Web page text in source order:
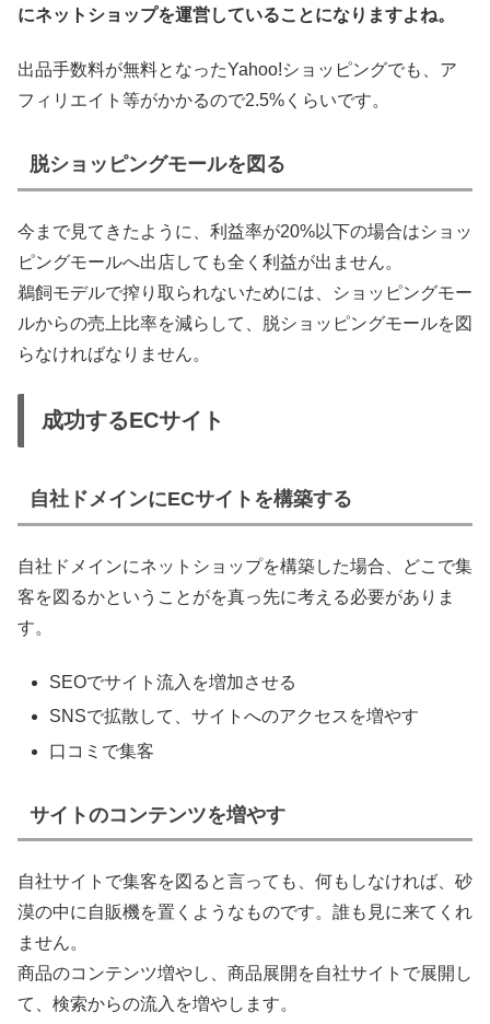
にネットショップを運営していることになりますよね。
出品手数料が無料となったYahoo!ショッピングでも、ア
フィリエイト等がかかるので2.5%くらいです。
脱ショッピングモールを図る
今まで見てきたように、利益率が20%以下の場合はショッ
ピングモールへ出店しても全く利益が出ません。
鵜飼モデルで搾り取られないためには、ショッピングモー
ルからの売上比率を減らして、脱ショッピングモールを図
らなければなりません。
成功するECサイト
自社ドメインにECサイトを構築する
自社ドメインにネットショップを構築した場合、どこで集
客を図るかということがを真っ先に考える必要がありま
す。
SEOでサイト流入を増加させる
SNSで拡散して、サイトへのアクセスを増やす
口コミで集客
サイトのコンテンツを増やす
自社サイトで集客を図ると言っても、何もしなければ、砂
漠の中に自販機を置くようなものです。誰も見に来てくれ
ません。
商品のコンテンツ増やし、商品展開を自社サイトで展開し
て、検索からの流入を増やします。